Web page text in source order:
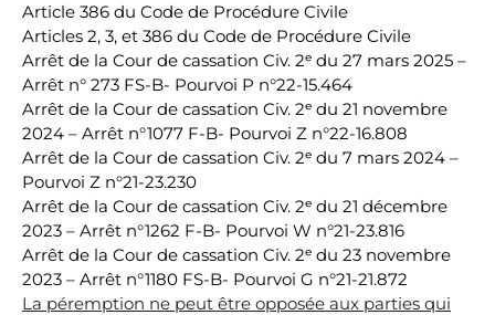
Article 386 du Code de Procédure Civile
Articles 2, 3, et 386 du Code de Procédure Civile
Arrêt de la Cour de cassation Civ. 2ᵉ du 27 mars 2025 –
Arrêt n° 273 FS-B- Pourvoi P n°22-15.464
Arrêt de la Cour de cassation Civ. 2ᵉ du 21 novembre
2024 – Arrêt n°1077 F-B- Pourvoi Z n°22-16.808
Arrêt de la Cour de cassation Civ. 2ᵉ du 7 mars 2024 –
Pourvoi Z n°21-23.230
Arrêt de la Cour de cassation Civ. 2ᵉ du 21 décembre
2023 – Arrêt n°1262 F-B- Pourvoi W n°21-23.816
Arrêt de la Cour de cassation Civ. 2ᵉ du 23 novembre
2023 – Arrêt n°1180 FS-B- Pourvoi G n°21-21.872
La péremption ne peut être opposée aux parties qui